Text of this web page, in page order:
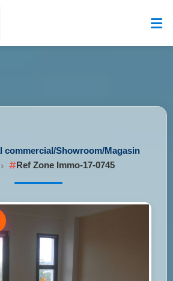
commercial/Showroom/Magasin
Ref Zone Immo-17-0745